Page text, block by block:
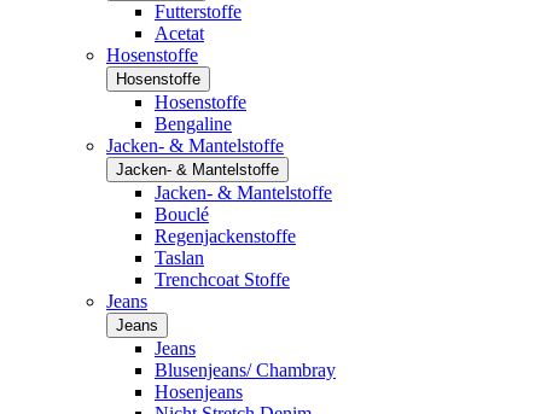
Futterstoffe
Acetat
Hosenstoffe
Hosenstoffe
Hosenstoffe
Bengaline
Jacken- & Mantelstoffe
Jacken- & Mantelstoffe
Jacken- & Mantelstoffe
Bouclé
Regenjackenstoffe
Taslan
Trenchcoat Stoffe
Jeans
Jeans
Jeans
Blusenjeans/ Chambray
Hosenjeans